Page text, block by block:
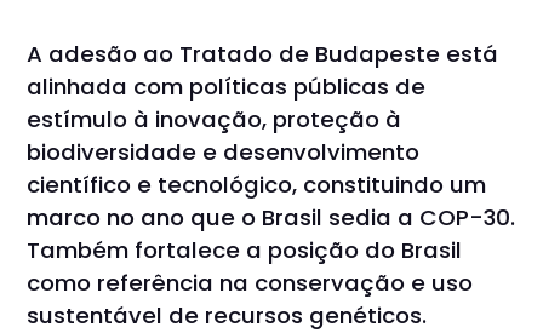
A adesão ao Tratado de Budapeste está
alinhada com políticas públicas de
estímulo à inovação, proteção à
biodiversidade e desenvolvimento
científico e tecnológico, constituindo um
marco no ano que o Brasil sedia a COP-30.
Também fortalece a posição do Brasil
como referência na conservação e uso
sustentável de recursos genéticos.